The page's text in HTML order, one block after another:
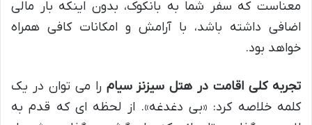
معناست که سفر شما به بانکوک، بدون اینکه بار مالی
اضافی داشته باشد، با آرامش و امکانات کافی همراه
خواهد بود.
تجربه کلی اقامت در هتل سیزنز سیام را می توان در یک
کلمه خلاصه کرد: «بی دغدغه». از لحظه ای که قدم به